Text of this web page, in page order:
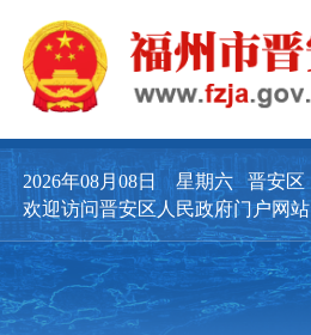
2026年08月08日 星期六 晋安区
欢迎访问晋安区人民政府门户网站